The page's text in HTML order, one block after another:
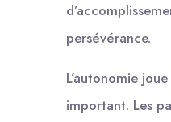
persévérance.
L’autonomie
important. Les